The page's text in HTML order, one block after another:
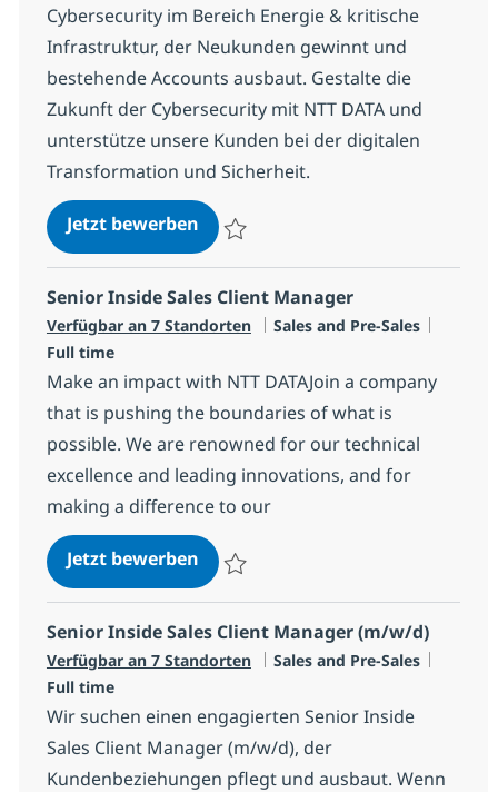
Cybersecurity im Bereich Energie & kritische
Infrastruktur, der Neukunden gewinnt und
bestehende Accounts ausbaut. Gestalte die
Zukunft der Cybersecurity mit NTT DATA und
unterstütze unsere Kunden bei der digitalen
Transformation und Sicherheit.
Jetzt bewerben(Senior) Special Sales
Senior Inside Sales Client Manager
Verfügbar an 7 Standorten Kategorie
Sales and Pre-Sales
Full time
Make an impact with NTT DATAJoin a company
that is pushing the boundaries of what is
possible. We are renowned for our technical
excellence and leading innovations, and for
making a difference to our
Jetzt bewerbenSenior Inside Sales Client
Senior Inside Sales Client Manager (m/w/d)
Verfügbar an 7 Standorten Kategorie
Sales and Pre-Sales
Full time
Wir suchen einen engagierten Senior Inside
Sales Client Manager (m/w/d), der
Kundenbeziehungen pflegt und ausbaut. Wenn